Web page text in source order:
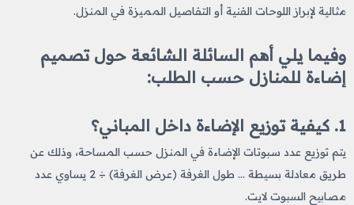
مثالية لإبراز اللوحات الفنية أو التفاصيل المميزة في المنزل.
وفيما يلي أهم السائلة الشائعة حول تصميم
إضاءة للمنازل حسب الطلب:
1. كيفية توزيع الإضاءة داخل المباني؟
يتم توزيع عدد سبوتات الإضاءة في المنزل حسب المساحة، وذلك عن
طريق معادلة بسيطة … طول الغرفة (عرض الغرفة) ÷ 2 يساوي عدد
مصابيح السبوت لايت.